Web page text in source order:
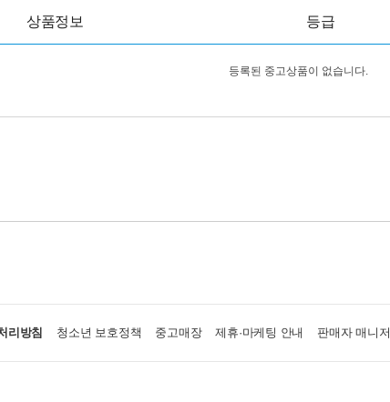
상품정보 등급
등록된 중고상품이 없습니다.
리방침 청소년 보호정책 중고매장 제휴·마케팅 안내 판매자 매니저